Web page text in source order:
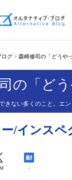
ログ > 森崎修司の「どうや
の「ど
きない多くのこと。エ
ー/インス
-